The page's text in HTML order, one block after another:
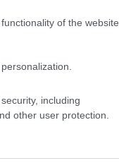
of the website
including
other user protection.